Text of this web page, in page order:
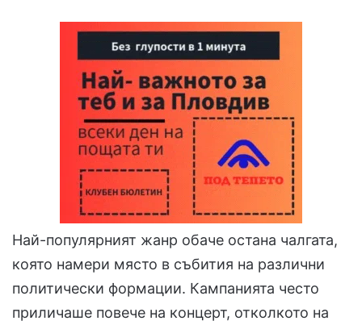
Най-популярният жанр обаче остана чалгата,
която намери място в събития на различни
политически формации. Кампанията често
приличаше повече на концерт, отколкото на